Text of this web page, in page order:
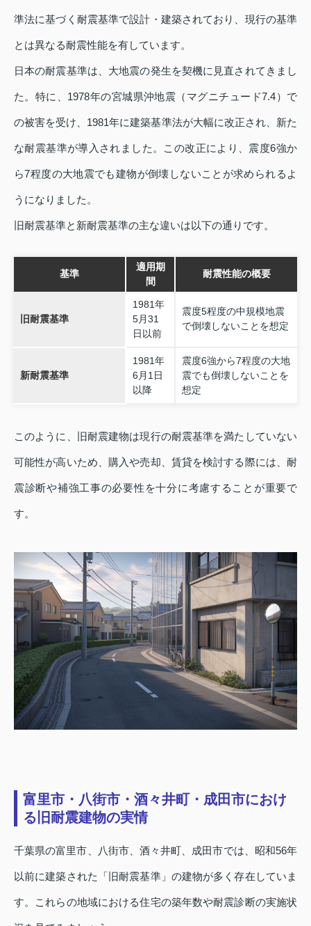
準法に基づく耐震基準で設計・建築されており、現行の基準
とは異なる耐震性能を有しています。
日本の耐震基準は、大地震の発生を契機に見直されてきまし
た。特に、1978年の宮城県沖地震（マグニチュード7.4）で
の被害を受け、1981年に建築基準法が大幅に改正され、新た
な耐震基準が導入されました。この改正により、震度6強か
ら7程度の大地震でも建物が倒壊しないことが求められるよ
うになりました。
旧耐震基準と新耐震基準の主な違いは以下の通りです。
基準
適用期
間
耐震性能の概要
旧耐震基準
1981年
5月31
日以前
震度5程度の中規模地震
で倒壊しないことを想定
新耐震基準
1981年
6月1日
以降
震度6強から7程度の大地
震でも倒壊しないことを
想定
このように、旧耐震建物は現行の耐震基準を満たしていない
可能性が高いため、購入や売却、賃貸を検討する際には、耐
震診断や補強工事の必要性を十分に考慮することが重要で
す。
富里市・八街市・酒々井町・成田市におけ
る旧耐震建物の実情
千葉県の富里市、八街市、酒々井町、成田市では、昭和56年
以前に建築された「旧耐震基準」の建物が多く存在していま
す。これらの地域における住宅の築年数や耐震診断の実施状